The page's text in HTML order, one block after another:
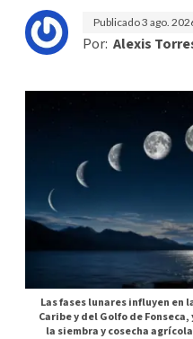
Publicado3 ago.
Por: Alexis
Las fases lunares influyen en
Caribe y del Golfo de
la siembra y cosecha